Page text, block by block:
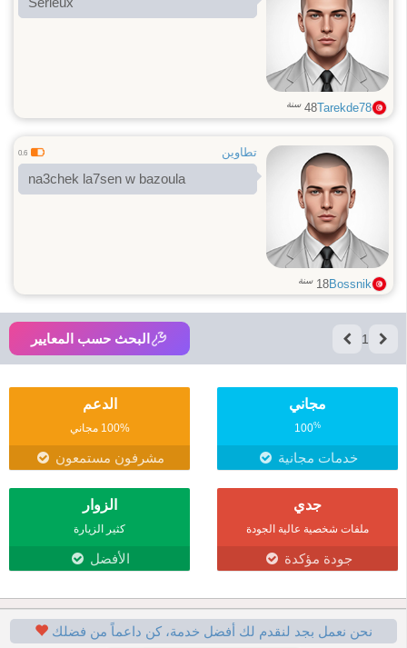
Tarekde78
48 سنة
تطاوين 0.6
na3chek la7sen w bazoula
Bossnik
18 سنة
1 البحث حسب المعايير
مجاني
100%
خدمات مجانية
الدعم
100% مجاني
مشرفون مستمعون
جدي
ملفات شخصية عالية الجودة
جودة مؤكدة
الزوار
كثير الزيارة
الأفضل
نحن نعمل بجد لنقدم لك أفضل خدمة، كن داعماً من فضلك